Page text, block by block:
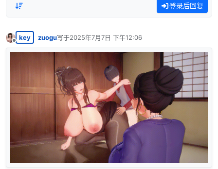
登录后回复
离线
key zuogu写于2025年7月7日 下午12:06
最后由 编辑